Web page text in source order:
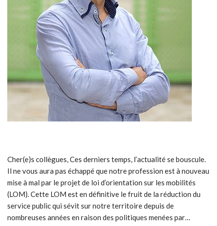
Cher(e)s collègues, Ces derniers temps, l’actualité se bouscule.
Il ne vous aura pas échappé que notre profession est à nouveau
mise à mal par le projet de loi d’orientation sur les mobilités
(LOM). Cette LOM est en définitive le fruit de la réduction du
service public qui sévit sur notre territoire depuis de
nombreuses années en raison des politiques menées par…